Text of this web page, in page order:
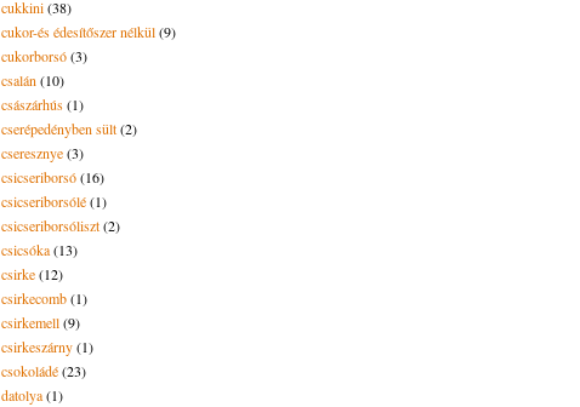
cukkini(38)
cukor-és édesítőszer nélkül(9)
cukorborsó(3)
csalán(10)
császárhús(1)
cserépedényben sült(2)
cseresznye(3)
csicseriborsó(16)
csicseriborsólé(1)
csicseriborsóliszt(2)
csicsóka(13)
csirke(12)
csirkecomb(1)
csirkemell(9)
csirkeszárny(1)
csokoládé(23)
datolya(1)